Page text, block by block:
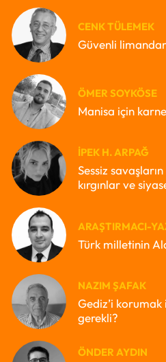
CENK TÜLEMEK
Güvenli
ÖMER SOYKÖSE
Manisa için
İPEK H. ARPAĞ
Sessiz
kırgınlar ve
ARAŞTIRMACI-
Türk milletinin
NAZIM ŞAFAK
Gediz’i korumak
gerekli?
ÖNDER AYDIN